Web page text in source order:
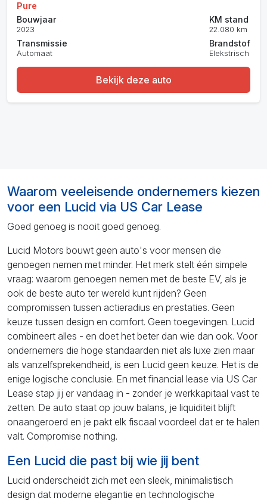
Pure
Bouwjaar
2023
Transmissie
Automaat
KM stand
22.080 km
Brandstof
Elekstrisch
Bekijk deze auto
Waarom veeleisende ondernemers kiezen
voor een Lucid via US Car Lease
Goed genoeg is nooit goed genoeg.
Lucid Motors bouwt geen auto's voor mensen die
genoegen nemen met minder. Het merk stelt één simpele
vraag: waarom genoegen nemen met de beste EV, als je
ook de beste auto ter wereld kunt rijden? Geen
compromissen tussen actieradius en prestaties. Geen
keuze tussen design en comfort. Geen toegevingen. Lucid
combineert alles - en doet het beter dan wie dan ook. Voor
ondernemers die hoge standaarden niet als luxe zien maar
als vanzelfsprekendheid, is een Lucid geen keuze. Het is de
enige logische conclusie. En met financial lease via US Car
Lease stap jij er vandaag in - zonder je werkkapitaal vast te
zetten. De auto staat op jouw balans, je liquiditeit blijft
onaangeroerd en je pakt elk fiscaal voordeel dat er te halen
valt. Compromise nothing.
Een Lucid die past bij wie jij bent
Lucid onderscheidt zich met een sleek, minimalistisch
design dat moderne elegantie en technologische